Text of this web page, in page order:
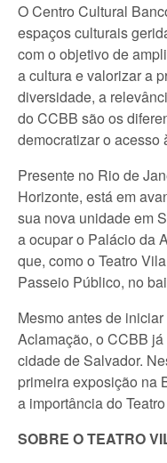
O Centro Cultural
espaços culturais
com o objetivo de
a cultura e valorizar a
diversidade, a
do CCBB são os
democratizar o acesso
Presente no Rio de
Horizonte, está em
sua nova unidade em
a ocupar o Palácio da
que, como o Teatro
Passeio Público, no
Mesmo antes de
Aclamação, o CCBB
cidade de Salvador.
primeira exposição na
a importância do
SOBRE O TEATRO